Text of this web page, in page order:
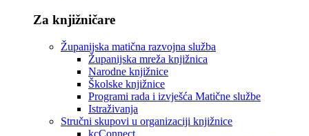
Za knjižničare
Županijska matična razvojna služba
Županijska mreža knjižnica
Narodne knjižnice
Školske knjižnice
Programi rada i izvješća Matične službe
Istraživanja
Stručni skupovi u organizaciji knjižnice
kcConnect